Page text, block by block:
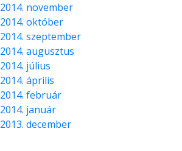
2014. november
2014. október
2014. szeptember
2014. augusztus
2014. július
2014. április
2014. február
2014. január
2013. december